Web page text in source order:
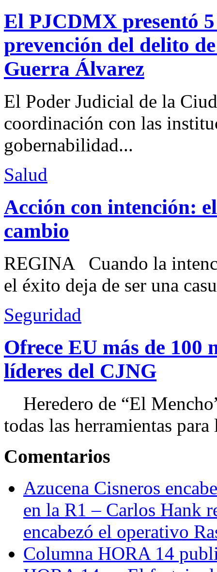
El PJCDMX presentó
prevención del delito
Guerra Álvarez
El Poder Judicial de la
coordinación con las
gobernabilidad...
Salud
Acción con intención:
cambio
REGINA Cuando la
el éxito deja de ser una
Seguridad
Ofrece EU más de 100
líderes del CJNG
Heredero de “El
todas las herramientas
Comentarios
Azucena Cisneros
en la R1 – Carlos Hank
encabezó el operativo
Columna HORA 14